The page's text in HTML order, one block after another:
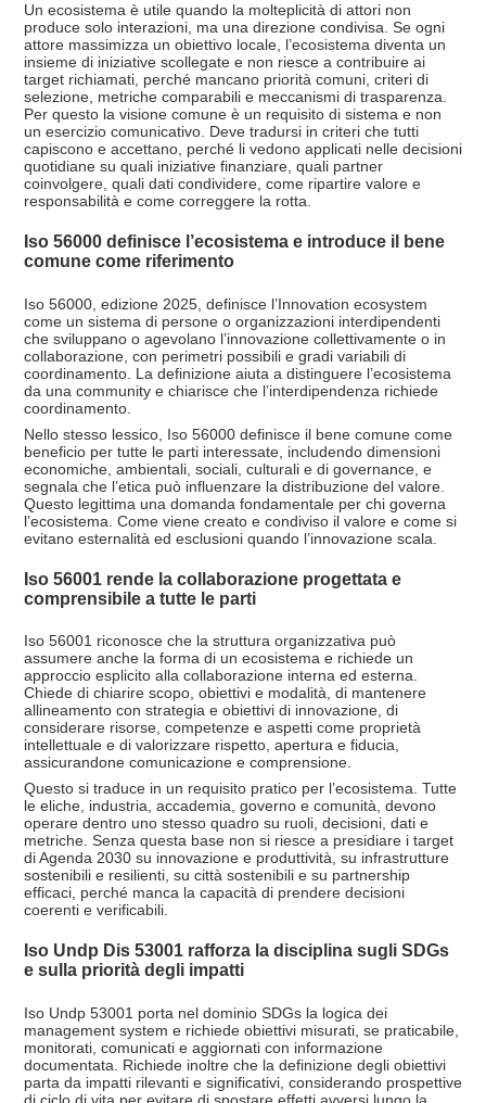
Un ecosistema è utile quando la molteplicità di attori non
produce solo interazioni, ma una direzione condivisa. Se ogni
attore massimizza un obiettivo locale, l’ecosistema diventa un
insieme di iniziative scollegate e non riesce a contribuire ai
target richiamati, perché mancano priorità comuni, criteri di
selezione, metriche comparabili e meccanismi di trasparenza.
Per questo la visione comune è un requisito di sistema e non
un esercizio comunicativo. Deve tradursi in criteri che tutti
capiscono e accettano, perché li vedono applicati nelle decisioni
quotidiane su quali iniziative finanziare, quali partner
coinvolgere, quali dati condividere, come ripartire valore e
responsabilità e come correggere la rotta.
Iso 56000 definisce l’ecosistema e introduce il bene
comune come riferimento
Iso 56000, edizione 2025, definisce l’Innovation ecosystem
come un sistema di persone o organizzazioni interdipendenti
che sviluppano o agevolano l’innovazione collettivamente o in
collaborazione, con perimetri possibili e gradi variabili di
coordinamento. La definizione aiuta a distinguere l’ecosistema
da una community e chiarisce che l’interdipendenza richiede
coordinamento.
Nello stesso lessico, Iso 56000 definisce il bene comune come
beneficio per tutte le parti interessate, includendo dimensioni
economiche, ambientali, sociali, culturali e di governance, e
segnala che l’etica può influenzare la distribuzione del valore.
Questo legittima una domanda fondamentale per chi governa
l’ecosistema. Come viene creato e condiviso il valore e come si
evitano esternalità ed esclusioni quando l’innovazione scala.
Iso 56001 rende la collaborazione progettata e
comprensibile a tutte le parti
Iso 56001 riconosce che la struttura organizzativa può
assumere anche la forma di un ecosistema e richiede un
approccio esplicito alla collaborazione interna ed esterna.
Chiede di chiarire scopo, obiettivi e modalità, di mantenere
allineamento con strategia e obiettivi di innovazione, di
considerare risorse, competenze e aspetti come proprietà
intellettuale e di valorizzare rispetto, apertura e fiducia,
assicurandone comunicazione e comprensione.
Questo si traduce in un requisito pratico per l’ecosistema. Tutte
le eliche, industria, accademia, governo e comunità, devono
operare dentro uno stesso quadro su ruoli, decisioni, dati e
metriche. Senza questa base non si riesce a presidiare i target
di Agenda 2030 su innovazione e produttività, su infrastrutture
sostenibili e resilienti, su città sostenibili e su partnership
efficaci, perché manca la capacità di prendere decisioni
coerenti e verificabili.
Iso Undp Dis 53001 rafforza la disciplina sugli SDGs
e sulla priorità degli impatti
Iso Undp 53001 porta nel dominio SDGs la logica dei
management system e richiede obiettivi misurati, se praticabile,
monitorati, comunicati e aggiornati con informazione
documentata. Richiede inoltre che la definizione degli obiettivi
parta da impatti rilevanti e significativi, considerando prospettive
di ciclo di vita per evitare di spostare effetti avversi lungo la